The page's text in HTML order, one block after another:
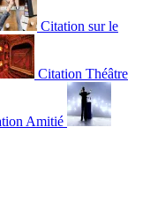
Citation sur le
Citation Théâtre
Amitié